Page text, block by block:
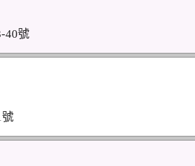
40號
號